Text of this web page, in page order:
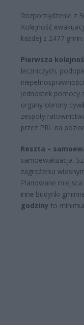
Rozporządzenie z
Kolejność
każdej z 2477 gmin.
Pierwsza
leczniczych,
jednostek pomocy
organy obrony
zespoły
przez PRL na
Reszta –
samoewakuacja.
zagrożenia
Planowane
inne budynki
godziny to